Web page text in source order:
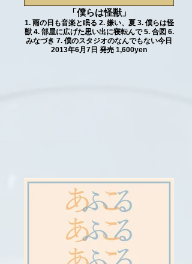
「僕らは怪獣」
1. 雨の日も音楽と眠る 2. 嫌い、夏 3. 僕らは怪
獣 4. 部屋に広げた思い出に寝転んで 5. 合図 6.
みなづき 7. 僕のスタジオのなんでもない今日
2013年6月7日 発売 1,600yen